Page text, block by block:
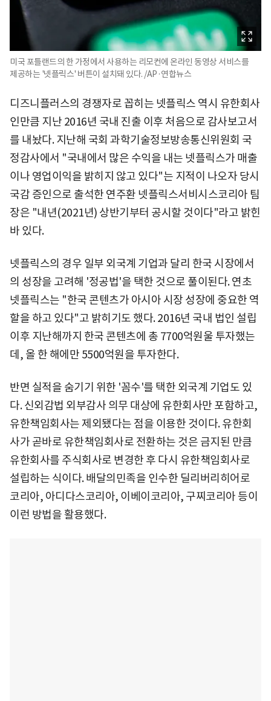
미국 포틀랜드의 한 가정에서 사용하는 리모컨에 온라인 동영상 서비스를
제공하는 '넷플릭스' 버튼이 설치돼 있다. /AP·연합뉴스
디즈니플러스의 경쟁자로 꼽히는 넷플릭스 역시 유한회사
인만큼 지난 2016년 국내 진출 이후 처음으로 감사보고서
를 내놨다. 지난해 국회 과학기술정보방송통신위원회 국
정감사에서 "국내에서 많은 수익을 내는 넷플릭스가 매출
이나 영업이익을 밝히지 않고 있다"는 지적이 나오자 당시
국감 증인으로 출석한 연주환 넷플릭스서비시스코리아 팀
장은 "내년(2021년) 상반기부터 공시할 것이다"라고 밝힌
바 있다.
넷플릭스의 경우 일부 외국계 기업과 달리 한국 시장에서
의 성장을 고려해 '정공법'을 택한 것으로 풀이된다. 연초
넷플릭스는 "한국 콘텐츠가 아시아 시장 성장에 중요한 역
할을 하고 있다"고 밝히기도 했다. 2016년 국내 법인 설립
이후 지난해까지 한국 콘텐츠에 총 7700억원울 투자했는
데, 올 한 해에만 5500억원을 투자한다.
반면 실적을 숨기기 위한 '꼼수'를 택한 외국계 기업도 있
다. 신외감법 외부감사 의무 대상에 유한회사만 포함하고,
유한책임회사는 제외됐다는 점을 이용한 것이다. 유한회
사가 곧바로 유한책임회사로 전환하는 것은 금지된 만큼
유한회사를 주식회사로 변경한 후 다시 유한책임회사로
설립하는 식이다. 배달의민족을 인수한 딜리버리히어로
코리아, 아디다스코리아, 이베이코리아, 구찌코리아 등이
이런 방법을 활용했다.